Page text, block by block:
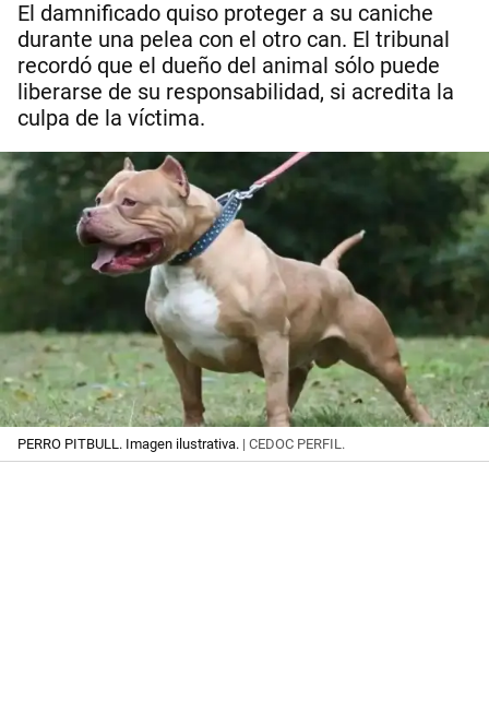
El damnificado quiso proteger a su caniche
durante una pelea con el otro can. El tribunal
recordó que el dueño del animal sólo puede
liberarse de su responsabilidad, si acredita la
culpa de la víctima.
PERRO PITBULL. Imagen ilustrativa. | CEDOC PERFIL.